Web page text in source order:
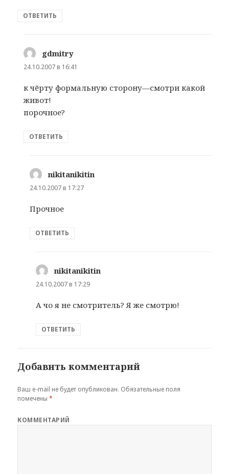
ОТВЕТИТЬ
gdmitry
24.10.2007 в 16:41
к чёрту формальную сторону—смотри какой
живот!
порочное?
ОТВЕТИТЬ
nikitanikitin
24.10.2007 в 17:27
Прочное
ОТВЕТИТЬ
nikitanikitin
24.10.2007 в 17:29
А чо я не смотритель? Я же смотрю!
ОТВЕТИТЬ
Добавить комментарий
Ваш e-mail не будет опубликован. Обязательные поля
помечены*
КОММЕНТАРИЙ